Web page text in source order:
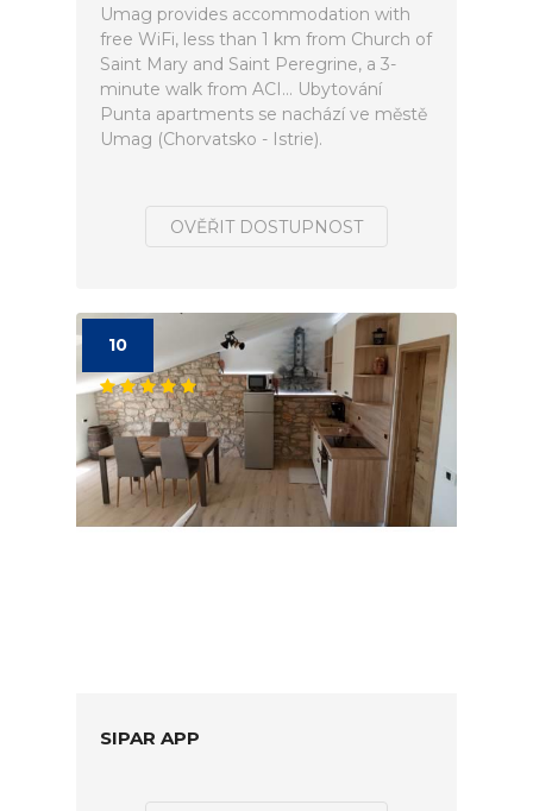
Umag provides accommodation with
free WiFi, less than 1 km from Church of
Saint Mary and Saint Peregrine, a 3-
minute walk from ACI... Ubytování
Punta apartments se nachází ve městě
Umag (Chorvatsko - Istrie).
OVĚŘIT DOSTUPNOST
10
SIPAR APP